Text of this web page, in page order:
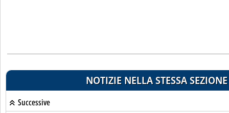
NOTIZIE NELLA STESSA SEZIONE
Successive